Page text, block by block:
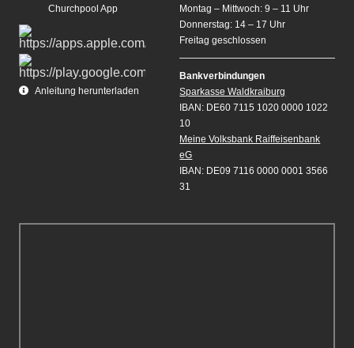
Churchpool App
Anleitung herunterladen
Montag – Mittwoch: 9 – 11 Uhr
Donnerstag: 14 – 17 Uhr
Freitag geschlossen
Bankverbindungen
Sparkasse Waldkraiburg
IBAN: DE60 7115 1020 0000 1022
10
Meine Volksbank Raiffeisenbank
eG
IBAN: DE09 7116 0000 0001 3566
31